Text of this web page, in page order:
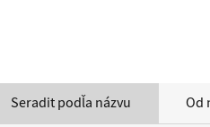
Seradit podľa názvu Od